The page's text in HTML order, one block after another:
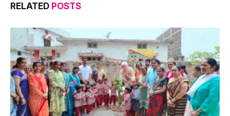
RELATED POSTS